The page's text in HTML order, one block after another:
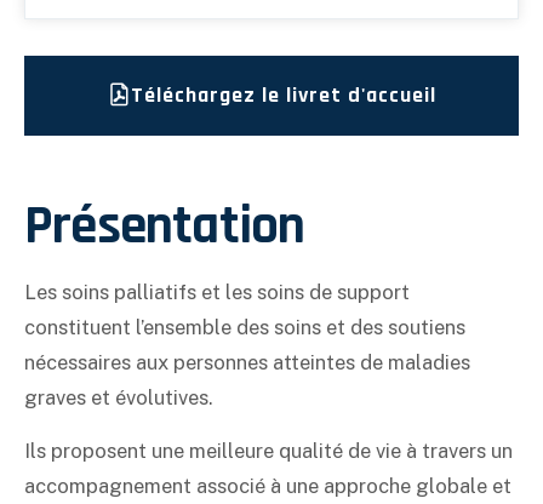
Téléchargez le livret d'accueil
Présentation
Les soins palliatifs et les soins de support
constituent l’ensemble des soins et des soutiens
nécessaires aux personnes atteintes de maladies
graves et évolutives.
Ils proposent une meilleure qualité de vie à travers un
accompagnement associé à une approche globale et